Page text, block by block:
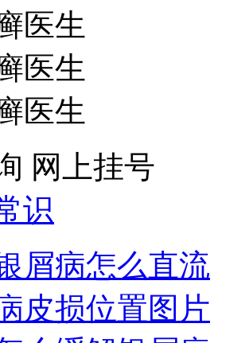
医生
医生
医生
网上挂号
识
屑病怎么直流
皮损位置图片